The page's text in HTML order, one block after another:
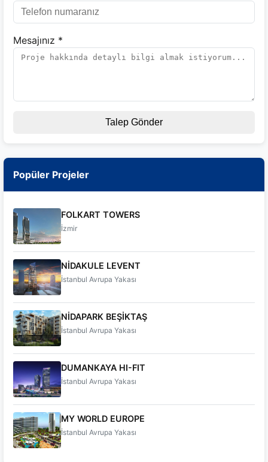
Mesajınız *
Talep Gönder
Popüler Projeler
FOLKART TOWERS
İzmir
NİDAKULE LEVENT
İstanbul Avrupa Yakası
NİDAPARK BEŞİKTAŞ
İstanbul Avrupa Yakası
DUMANKAYA HI-FIT
İstanbul Avrupa Yakası
MY WORLD EUROPE
İstanbul Avrupa Yakası